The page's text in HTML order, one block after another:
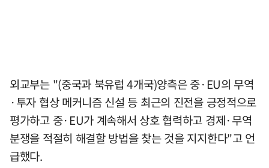
외교부는 "(중국과 북유럽 4개국)양측은 중·EU의 무역
·투자 협상 메커니즘 신설 등 최근의 진전을 긍정적으로
평가하고 중·EU가 계속해서 상호 협력하고 경제·무역
분쟁을 적절히 해결할 방법을 찾는 것을 지지한다"고 언
급했다.